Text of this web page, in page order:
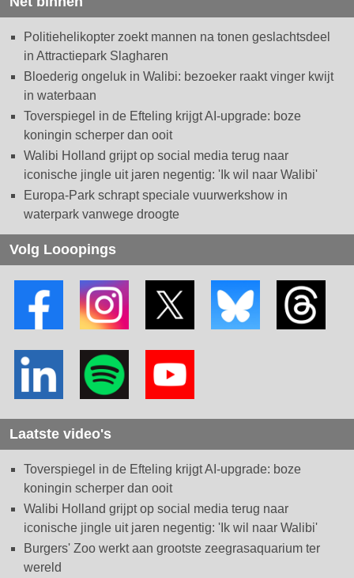
Politiehelikopter zoekt mannen na tonen geslachtsdeel
in Attractiepark Slagharen
Bloederig ongeluk in Walibi: bezoeker raakt vinger kwijt
in waterbaan
Toverspiegel in de Efteling krijgt AI-upgrade: boze
koningin scherper dan ooit
Walibi Holland grijpt op social media terug naar
iconische jingle uit jaren negentig: 'Ik wil naar Walibi'
Europa-Park schrapt speciale vuurwerkshow in
waterpark vanwege droogte
Volg Looopings
Laatste video's
Toverspiegel in de Efteling krijgt AI-upgrade: boze
koningin scherper dan ooit
Walibi Holland grijpt op social media terug naar
iconische jingle uit jaren negentig: 'Ik wil naar Walibi'
Burgers' Zoo werkt aan grootste zeegrasaquarium ter
wereld